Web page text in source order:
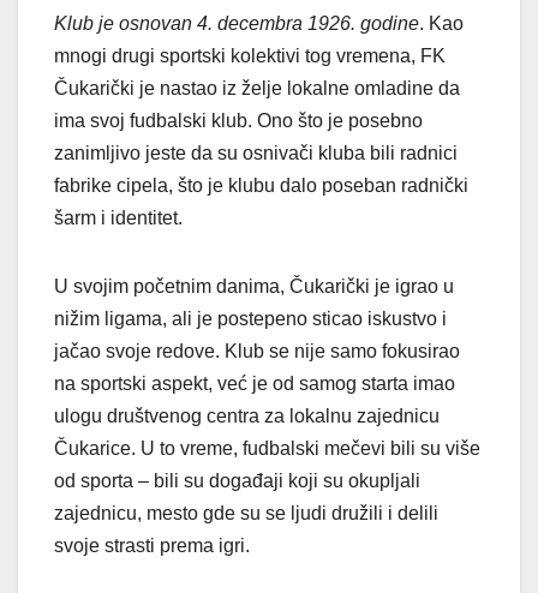
Klub je osnovan 4. decembra 1926. godine. Kao
mnogi drugi sportski kolektivi tog vremena, FK
Čukarički je nastao iz želje lokalne omladine da
ima svoj fudbalski klub. Ono što je posebno
zanimljivo jeste da su osnivači kluba bili radnici
fabrike cipela, što je klubu dalo poseban radnički
šarm i identitet.
U svojim početnim danima, Čukarički je igrao u
nižim ligama, ali je postepeno sticao iskustvo i
jačao svoje redove. Klub se nije samo fokusirao
na sportski aspekt, već je od samog starta imao
ulogu društvenog centra za lokalnu zajednicu
Čukarice. U to vreme, fudbalski mečevi bili su više
od sporta – bili su događaji koji su okupljali
zajednicu, mesto gde su se ljudi družili i delili
svoje strasti prema igri.